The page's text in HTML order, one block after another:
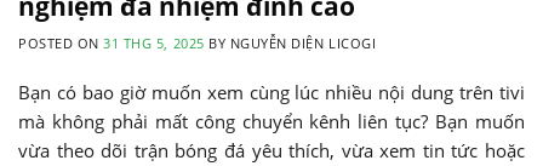
POSTED ON31 THG 5, 2025 BY NGUYỄN DIỆN LICOGI
Bạn có bao giờ muốn xem cùng lúc nhiều nội dung trên tivi
mà không phải mất công chuyển kênh liên tục? Bạn muốn
vừa theo dõi trận bóng đá yêu thích, vừa xem tin tức hoặc